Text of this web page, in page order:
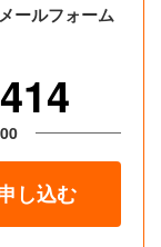
ールフォーム
し込む